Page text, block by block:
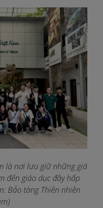
là nơi lưu giữ những giá
đến giáo dục đầy hấp
Bảo tàng Thiên nhiên